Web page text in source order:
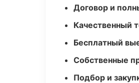
Договор и
Качественный
Бесплатный
Собственные
Подбор и